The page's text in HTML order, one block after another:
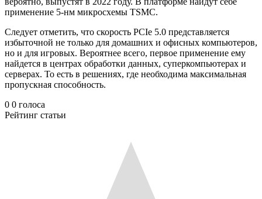
применение 5-нм микросхемы TSMC.
Следует отметить, что скорость PCIe 5.0 представляется
избыточной не только для домашних и офисных компьютеров,
но и для игровых. Вероятнее всего, первое применение ему
найдется в центрах обработки данных, суперкомпьютерах и
серверах. То есть в решениях, где необходима максимальная
пропускная способность.
0 0 голоса
Рейтинг статьи